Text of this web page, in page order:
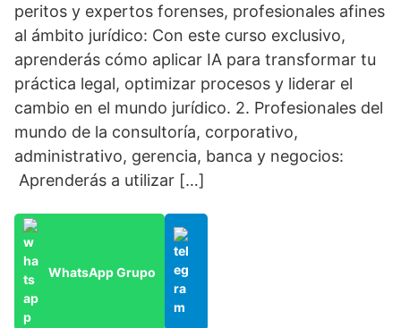
peritos y expertos forenses, profesionales afines
al ámbito jurídico: Con este curso exclusivo,
aprenderás cómo aplicar IA para transformar tu
práctica legal, optimizar procesos y liderar el
cambio en el mundo jurídico. 2. Profesionales del
mundo de la consultoría, corporativo,
administrativo, gerencia, banca y negocios:
Aprenderás a utilizar […]
WhatsApp Grupo